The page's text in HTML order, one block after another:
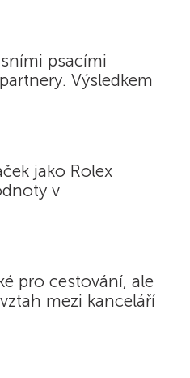
psacími
Výsledkem
jako Rolex
v
pro cestování, ale
mezi kanceláří